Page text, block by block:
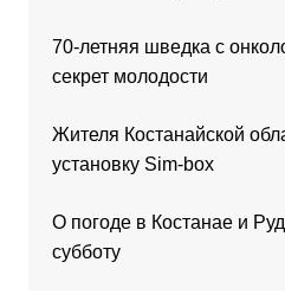
70-летняя шведка с
секрет молодости
Жителя Костанайской
установку Sim-box
О погоде в Костанае и
субботу